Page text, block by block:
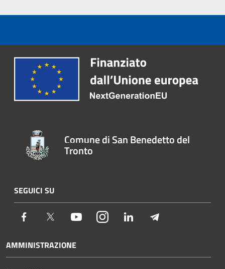
Comune di San Benedetto del
Tronto
SEGUICI SU
Facebook Twitter YoutubeInstagramLinkedIn
AMMINISTRAZIONE